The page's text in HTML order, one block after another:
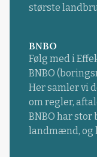
største
BNBO
Følg med i
BNBO
Her samler vi
om regler,
BNBO har
landmænd, og